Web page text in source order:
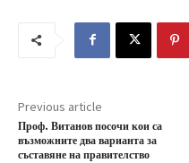
Previous article
Проф. Витанов посочи кои са
възможните два варианта за
съставяне на правителство